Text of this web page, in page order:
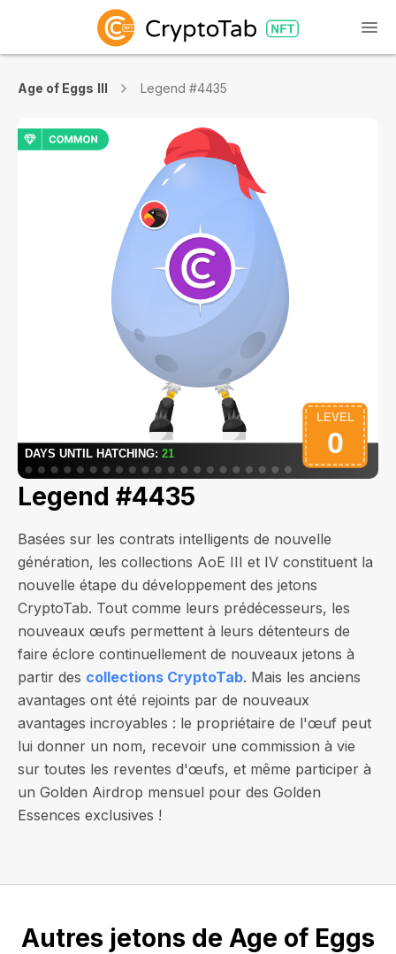
Age of Eggs III Legend #4435
Legend #4435
Basées sur les contrats intelligents de nouvelle
génération, les collections AoE III et IV constituent la
nouvelle étape du développement des jetons
CryptoTab. Tout comme leurs prédécesseurs, les
nouveaux œufs permettent à leurs détenteurs de
faire éclore continuellement de nouveaux jetons à
partir des collections CryptoTab. Mais les anciens
avantages ont été rejoints par de nouveaux
avantages incroyables : le propriétaire de l'œuf peut
lui donner un nom, recevoir une commission à vie
sur toutes les reventes d'œufs, et même participer à
un Golden Airdrop mensuel pour des Golden
Essences exclusives !
Autres jetons de Age of Eggs